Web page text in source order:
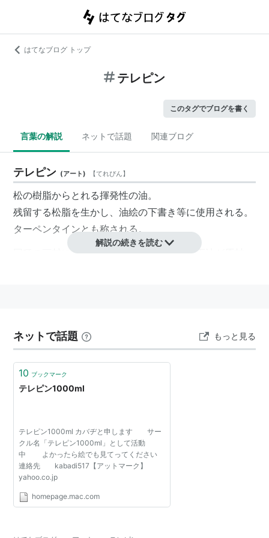
はてなブログ トップ
テレピン
このタグでブログを書く
言葉の解説 ネットで話題 関連ブログ
テレピン (アート) 【てれぴん】
松の樹脂からとれる揮発性の油。
残留する松脂を生かし、油絵の下書き等に使用される。
ターペンタインとも称される。
同種の画材にペトロールがあり、こちらは石油が原材
解説の続きを読む
ネットで話題 もっと見る
10 ブックマーク
テレピン1000ml
テレピン1000ml カバヂと申します サー
クル名「テレピン1000ml」として活動
中 よかったら絵でも見てってください
連絡先 kabadi517【アットマーク】
yahoo.co.jp
homepage.mac.com